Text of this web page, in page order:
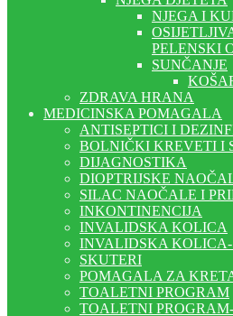
NJEGA I
PELENSKI
SUNČANJE
ZDRAVA HRANA
MEDICINSKA POMAGALA
ANTISEPTICI I
BOLNIČKI KREVETI I
DIJAGNOSTIKA
DIOPTRIJSKE
SILAC NAOČALE I
INKONTINENCIJA
INVALIDSKA KOLICA
INVALIDSKA
SKUTERI
POMAGALA ZA
TOALETNI PROGRAM
TOALETNI